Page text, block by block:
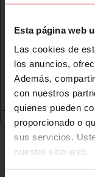
Esta página web
Las cookies de
los anuncios,
Además,
con nuestros
quienes pueden
proporcionado o
sus servicios.
nuestro sitio web.